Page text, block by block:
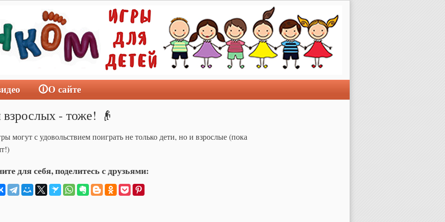
взрослых - тоже! 👴
могут с удовольствием поиграть не только дети, но и взрослые (пока
для себя, поделитесь с друзьями:
🛈О сайте